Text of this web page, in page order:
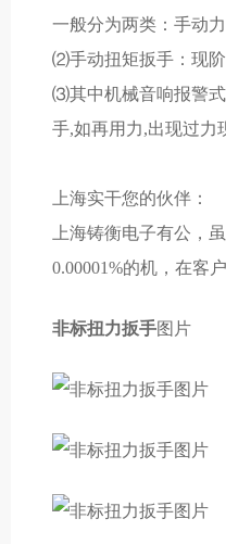
一般分为两类：手动
⑵手动扭矩扳手：现
⑶其中机械音响报警
手,如再用力,出现过力
上海实干您的伙伴：
上海铸衡电子有公，
0.00001%的机，在客
非标扭力扳手图片